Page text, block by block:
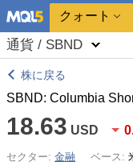
クォート
通貨 / SBND
株に戻る
SBND: Columbia
18.63 USD
セクター: 金融 ベース: